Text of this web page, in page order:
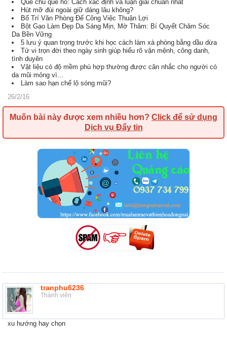
Quẻ chủ quẻ hỗ: Cách xác định và luận giải chuẩn nhất
Hút mỡ đùi ngoài giữ dáng lâu không?
Bố Trí Văn Phòng Để Công Việc Thuận Lợi
Bột Gạo Làm Đẹp Da Sáng Mịn, Mờ Thâm: Bí Quyết Chăm Sóc
Da Bền Vững
5 lưu ý quan trọng trước khi học cách làm xà phòng bằng dầu dừa
Tử vi trọn đời theo ngày sinh giúp hiểu rõ vận mệnh, công danh,
tình duyên
Vật liệu có độ mềm phù hợp thường được cân nhắc cho người có
da mũi mỏng vì...
Làm sao hạn chế lộ sóng mũi?
26/2/16
Muốn bài này được xem nhiều hơn? Click để sử dụng
Dịch vụ Đẩy tin
tranphu6236
Thành viên
xu hướng hay chọn